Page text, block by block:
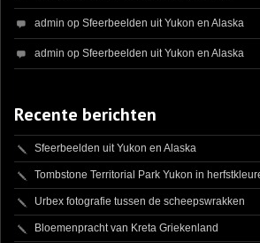
admin op Sfeerbeelden uit Yukon en Alaska
admin op Sfeerbeelden uit Yukon en Alaska
Recente berichten
Sfeerbeelden uit Yukon en Alaska
Tombstone Territorial Park Yukon in
Urbex fotografie tussen de scheepswrakken
Bloemenpracht van Kreta Griekenland